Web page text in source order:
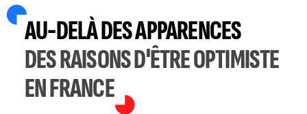
AU-DELÀ DES APPARENCES
DES RAISONS D'ÊTRE OPTIMISTE
EN FRANCE